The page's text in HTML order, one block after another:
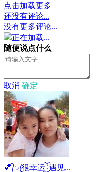
点击加载更多
还没有评论...
没有更多评论...
正在加载...
随便说点什么
取消 确定
💕᭄ꦿ很幸运ོ࿆遇见...